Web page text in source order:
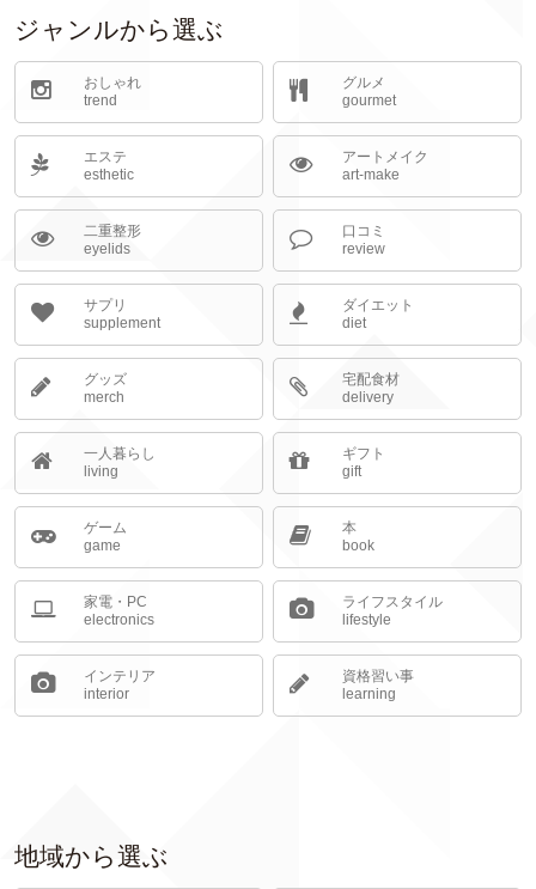
ジャンルから選ぶ
おしゃれ
trend
グルメ
gourmet
エステ
esthetic
アートメイク
art-make
二重整形
eyelids
口コミ
review
サプリ
supplement
ダイエット
diet
グッズ
merch
宅配食材
delivery
一人暮らし
living
ギフト
gift
ゲーム
game
本
book
家電・PC
electronics
ライフスタイル
lifestyle
インテリア
interior
資格習い事
learning
地域から選ぶ